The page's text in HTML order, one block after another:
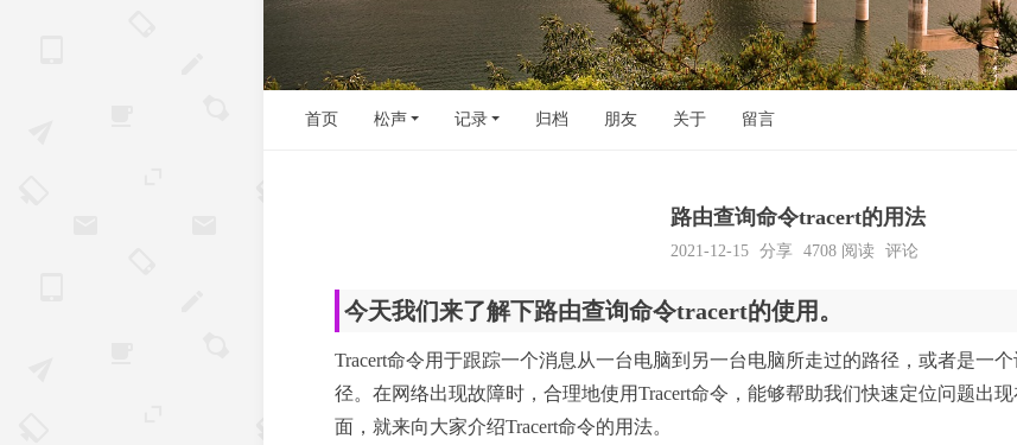
首页 松声 记录 归档 朋友 关于 留言
路由查询命令tracert的用法
2021-12-15 分享 4708 阅读 评论
今天我们来了解下路由查询命令tracert的使用。
Tracert命令用于跟踪一个消息从一台电脑到另一台电脑所走过的路径，或者是一
径。在网络出现故障时，合理地使用Tracert命令，能够帮助我们快速定位问题出
面，就来向大家介绍Tracert命令的用法。